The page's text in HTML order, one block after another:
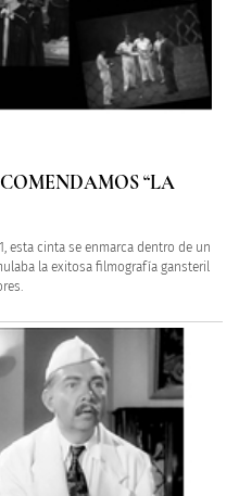
“LA
esta cinta se enmarca dentro de un
la exitosa filmografía gansteril